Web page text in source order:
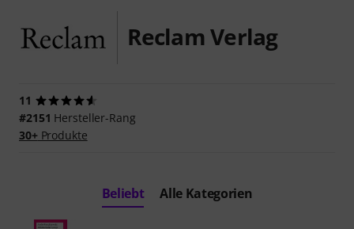
Reclam Verlag
11
#2151 Hersteller-Rang
30+Produkte
Beliebt Alle Kategorien